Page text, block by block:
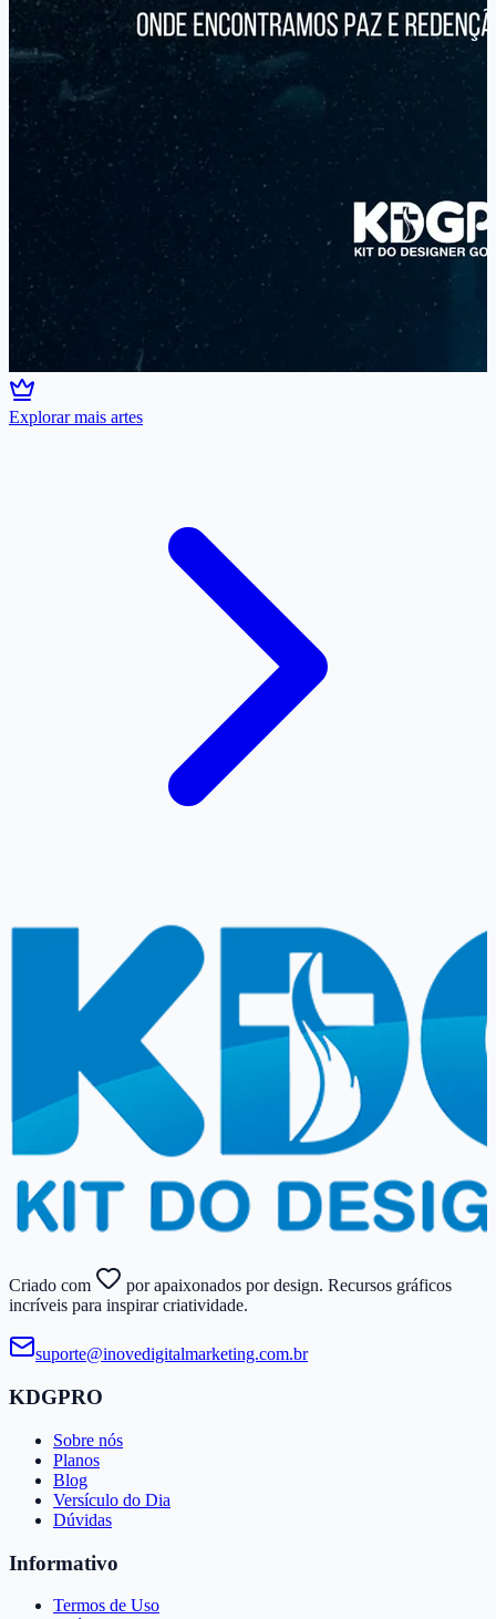
Explorar mais artes
Criado com
por apaixonados por design. Recursos gráficos
incríveis para inspirar criatividade.
suporte@​inovedigitalmarketing.​com.​br
KDGPRO
Sobre nós
Planos
Blog
Versículo do Dia
Dúvidas
Informativo
Termos de Uso